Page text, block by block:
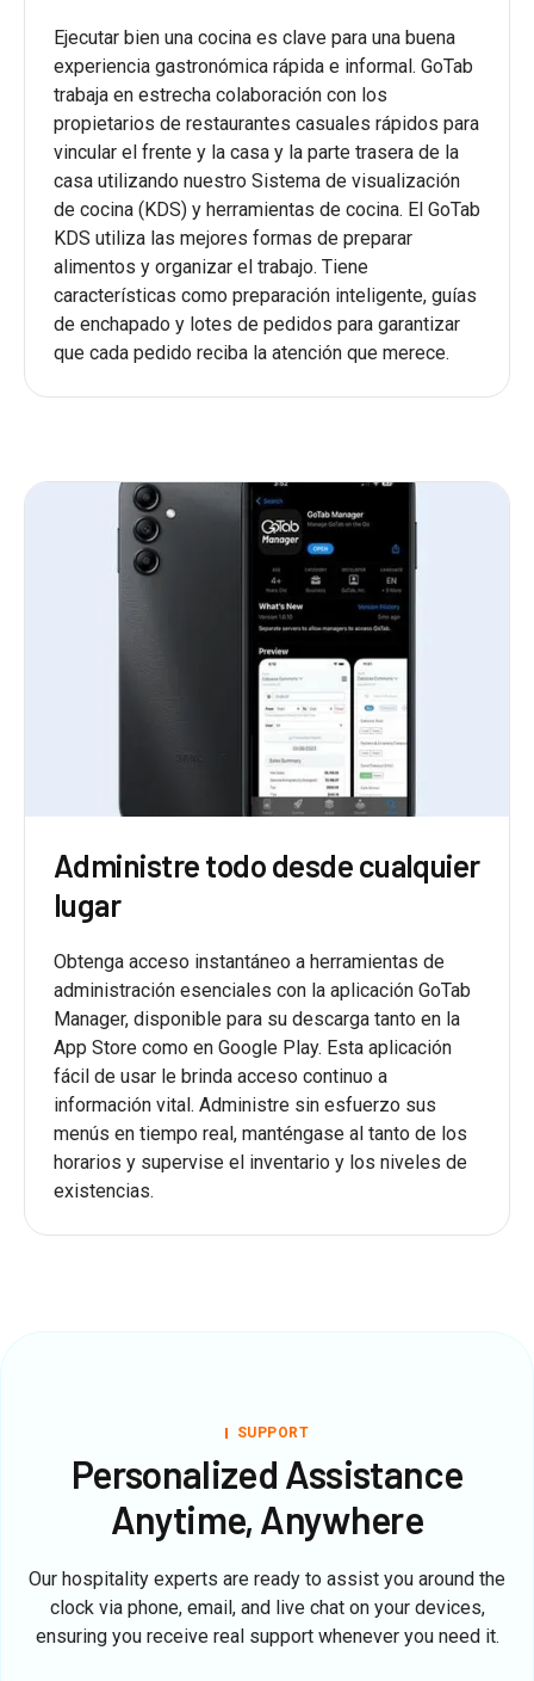
Ejecutar bien una cocina es clave para una buena
experiencia gastronómica rápida e informal. GoTab
trabaja en estrecha colaboración con los
propietarios de restaurantes casuales rápidos para
vincular el frente y la casa y la parte trasera de la
casa utilizando nuestro Sistema de visualización
de cocina (KDS) y herramientas de cocina. El GoTab
KDS utiliza las mejores formas de preparar
alimentos y organizar el trabajo. Tiene
características como preparación inteligente, guías
de enchapado y lotes de pedidos para garantizar
que cada pedido reciba la atención que merece.
Administre todo desde cualquier
lugar
Obtenga acceso instantáneo a herramientas de
administración esenciales con la aplicación GoTab
Manager, disponible para su descarga tanto en la
App Store como en Google Play. Esta aplicación
fácil de usar le brinda acceso continuo a
información vital. Administre sin esfuerzo sus
menús en tiempo real, manténgase al tanto de los
horarios y supervise el inventario y los niveles de
existencias.
SUPPORT
Personalized Assistance
Anytime, Anywhere
Our hospitality experts are ready to assist you around the
clock via phone, email, and live chat on your devices,
ensuring you receive real support whenever you need it.